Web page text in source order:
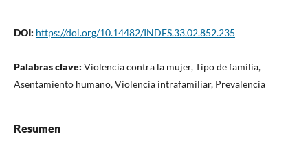
DOI: https://doi.org/10.14482/INDES.33.02.852.235
Palabras clave: Violencia contra la mujer, Tipo de familia,
Asentamiento humano, Violencia intrafamiliar, Prevalencia
Resumen